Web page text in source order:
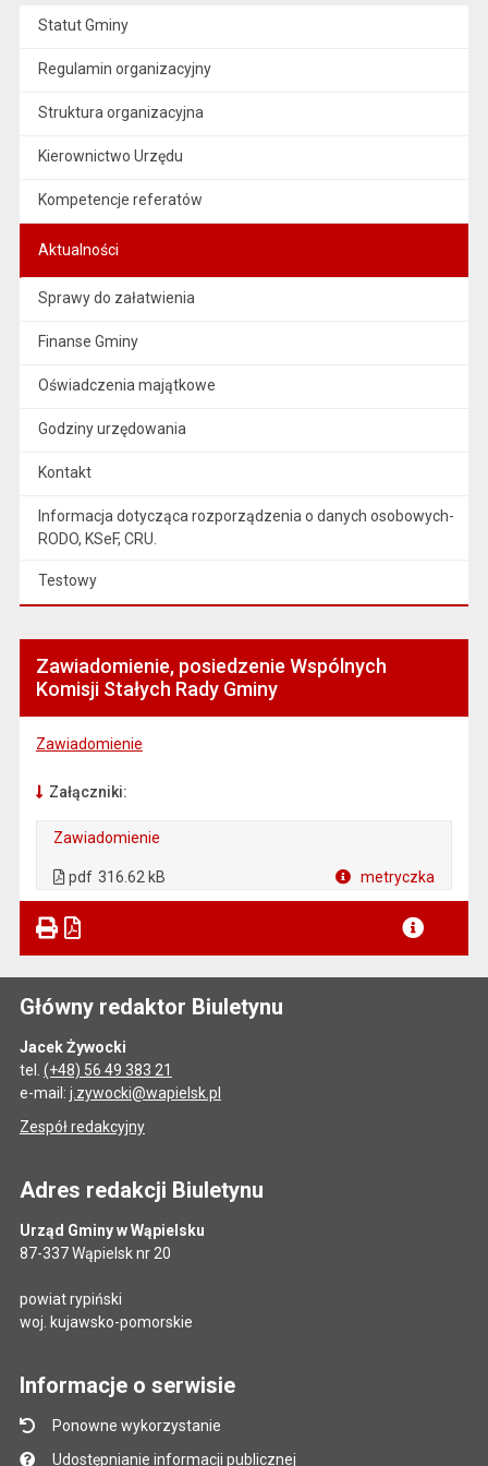
Statut Gminy
Regulamin organizacyjny
Struktura organizacyjna
Kierownictwo Urzędu
Kompetencje referatów
Aktualności
Sprawy do załatwienia
Finanse Gminy
Oświadczenia majątkowe
Godziny urzędowania
Kontakt
Informacja dotycząca rozporządzenia o danych osobowych-
RODO, KSeF, CRU.
Testowy
Zawiadomienie, posiedzenie Wspólnych
Komisji Stałych Rady Gminy
Zawiadomienie
Załączniki:
Zawiadomienie
pdf 316.62 kB metryczka
Główny redaktor Biuletynu
Jacek Żywocki
tel. (+48) 56 49 383 21
e-mail: j.zywocki@wapielsk.pl
Zespół redakcyjny
Adres redakcji Biuletynu
Urząd Gminy w Wąpielsku
87-337 Wąpielsk nr 20
powiat rypiński
woj. kujawsko-pomorskie
Informacje o serwisie
Ponowne wykorzystanie
Udostępnianie informacji publicznej